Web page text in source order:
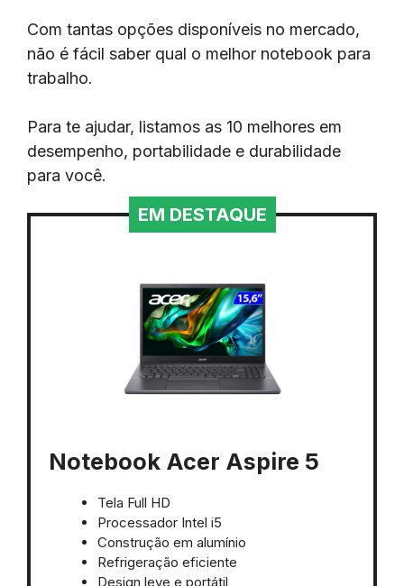
Com tantas opções disponíveis no mercado,
não é fácil saber qual o melhor notebook para
trabalho.
Para te ajudar, listamos as 10 melhores em
desempenho, portabilidade e durabilidade
para você.
EM DESTAQUE
Notebook Acer Aspire 5
Tela Full HD
Processador Intel i5
Construção em alumínio
Refrigeração eficiente
Design leve e portátil